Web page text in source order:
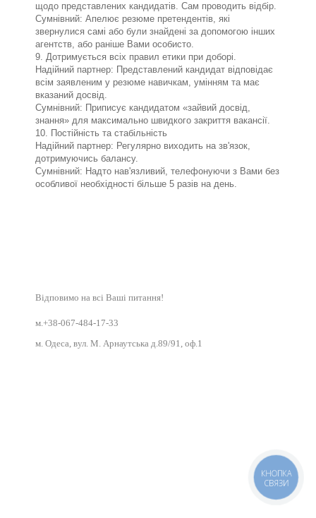
щодо представлених кандидатів. Сам проводить відбір.
Сумнівний: Апелює резюме претендентів, які
звернулися самі або були знайдені за допомогою інших
агентств, або раніше Вами особисто.
9. Дотримується всіх правил етики при доборі.
Надійний партнер: Представлений кандидат відповідає
всім заявленим у резюме навичкам, умінням та має
вказаний досвід.
Сумнівний: Приписує кандидатом «зайвий досвід,
знання» для максимально швидкого закриття вакансії.
10. Постійність та стабільність
Надійний партнер: Регулярно виходить на зв'язок,
дотримуючись балансу.
Сумнівний: Надто нав'язливий, телефонуючи з Вами без
особливої ​​необхідності більше 5 разів на день.
Відповимо на всі Ваші питання!
м.+38-067-484-17-33
м. Одеса, вул. М. Арнаутська д.89/91, оф.1
КНОПКА
СВЯЗИ